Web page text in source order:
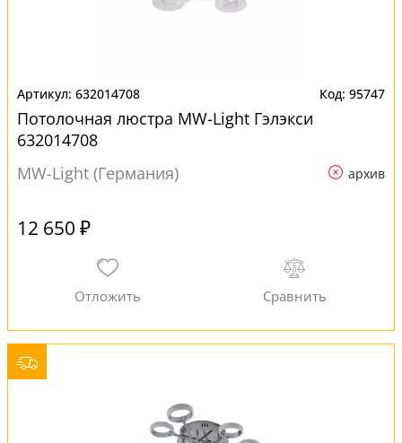
632014708 95747
Потолочная люстра MW-Light Гэлэкси
632014708
MW-Light (Германия)
архив
12 650 ₽